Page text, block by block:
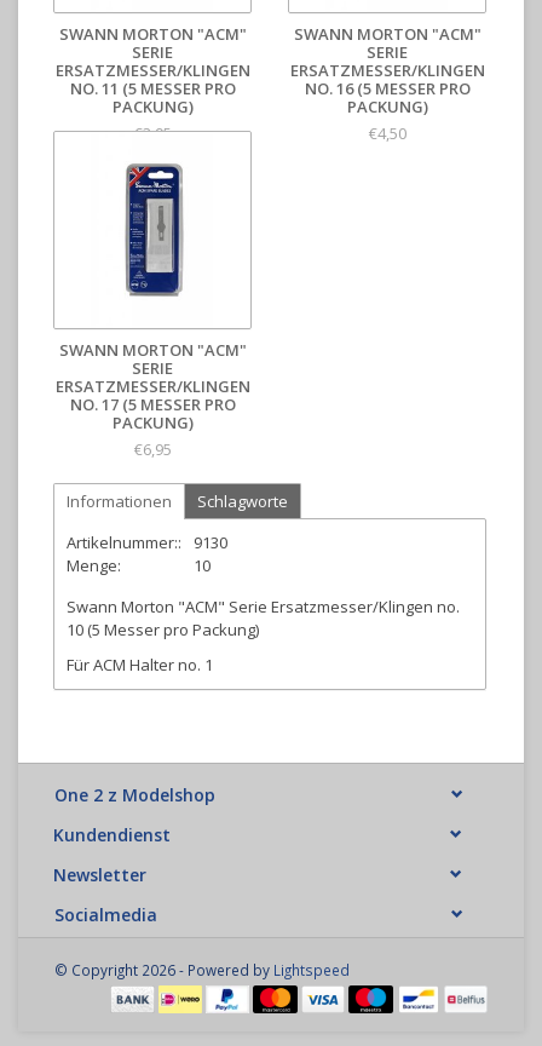
SWANN MORTON "ACM"
SERIE
ERSATZMESSER/KLINGEN
NO. 11 (5 MESSER PRO
PACKUNG)
€3,95
SWANN MORTON "ACM"
SERIE
ERSATZMESSER/KLINGEN
NO. 16 (5 MESSER PRO
PACKUNG)
€4,50
SWANN MORTON "ACM"
SERIE
ERSATZMESSER/KLINGEN
NO. 17 (5 MESSER PRO
PACKUNG)
€6,95
Informationen
Schlagworte
Artikelnummer::
9130
Menge:
10
Swann Morton "ACM" Serie Ersatzmesser/Klingen no.
10 (5 Messer pro Packung)
Für ACM Halter no. 1
One 2 z Modelshop
Kundendienst
Newsletter
Socialmedia
© Copyright 2026 - Powered by Lightspeed